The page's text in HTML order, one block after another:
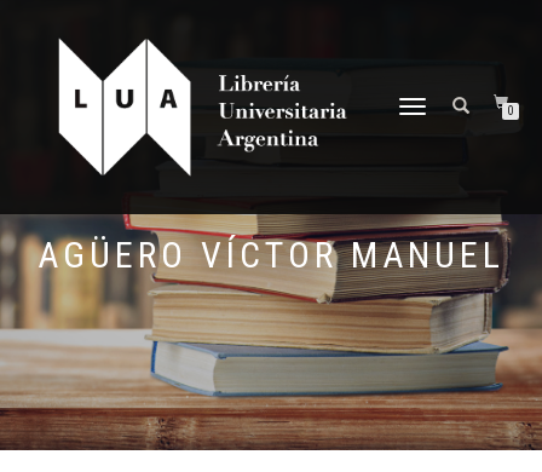
NAVEGACIÓN
0
AGÜERO VÍCTOR MANUEL